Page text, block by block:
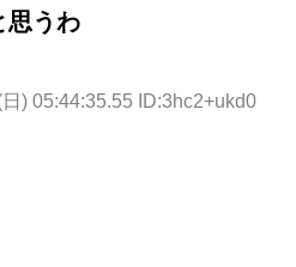
思うわ
) 05:44:35.55 ID:3hc2+ukd0